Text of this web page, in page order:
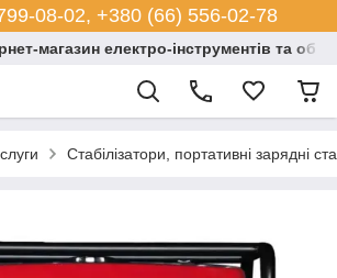
08-02, +380 (66) 556-02-78
магазин електро-інструментів та
Стабілізатори, портативні зарядні